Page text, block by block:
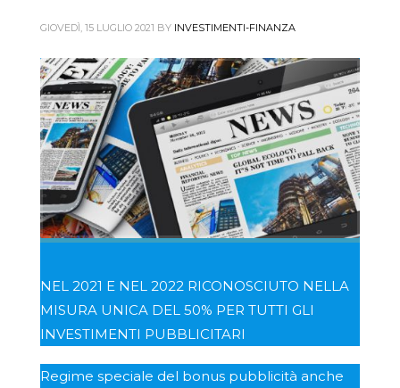
GIOVEDÌ, 15 LUGLIO 2021 BY INVESTIMENTI-FINANZA
NEL 2021 E NEL 2022 RICONOSCIUTO NELLA
MISURA UNICA DEL 50% PER TUTTI GLI
INVESTIMENTI PUBBLICITARI
Regime speciale del bonus pubblicità anche